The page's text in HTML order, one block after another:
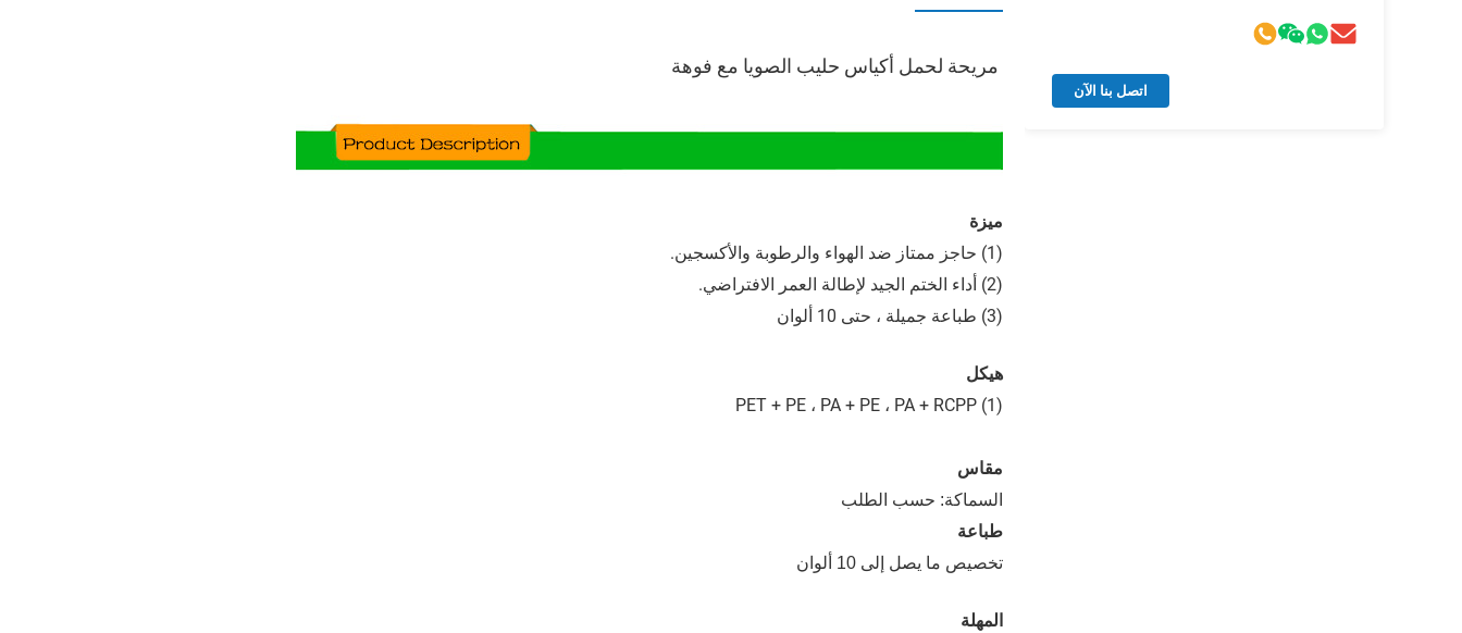
اتصل بنا الآن
مريحة لحمل أكياس حليب الصويا مع فوهة
ميزة
(1) حاجز ممتاز ضد الهواء والرطوبة والأكسجين.
(2) أداء الختم الجيد لإطالة العمر الافتراضي.
(3) طباعة جميلة ، حتى 10 ألوان
هيكل
(1) PET + PE ، PA + PE ، PA + RCPP
مقاس
السماكة: حسب الطلب
طباعة
تخصيص ما يصل إلى 10 ألوان
المهلة